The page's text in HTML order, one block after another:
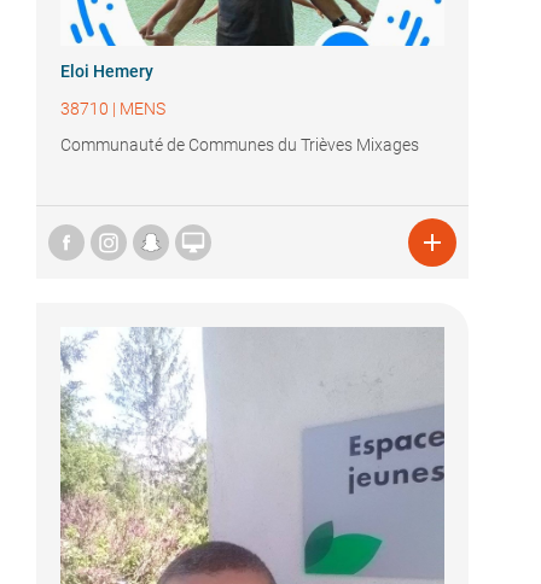
Eloi Hemery
38710 | MENS
Communauté de Communes du Trièves Mixages
 